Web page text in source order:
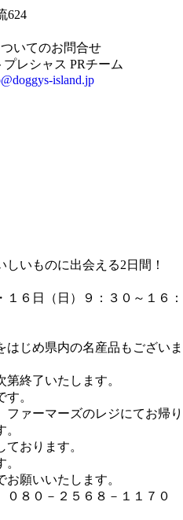
624
いてのお問合せ
レシャス PRチーム
island.jp
いものに出会える2日間！
６日（日）９：３０～１６：
じめ県内の名産品もございま
終了いたします。
。
ァーマーズのレジにてお帰り
おります。
願いいたします。
８０－２５６８－１１７０